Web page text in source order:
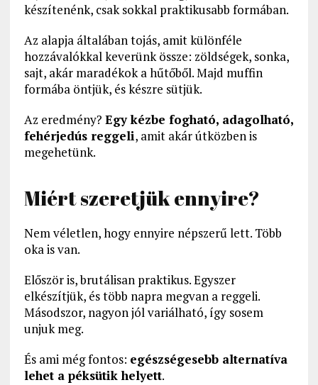
készítenénk, csak sokkal praktikusabb formában.
Az alapja általában tojás, amit különféle
hozzávalókkal keverünk össze: zöldségek, sonka,
sajt, akár maradékok a hűtőből. Majd muffin
formába öntjük, és készre sütjük.
Az eredmény? Egy kézbe fogható, adagolható,
fehérjedús reggeli, amit akár útközben is
megehetünk.
Miért szeretjük ennyire?
Nem véletlen, hogy ennyire népszerű lett. Több
oka is van.
Először is, brutálisan praktikus. Egyszer
elkészítjük, és több napra megvan a reggeli.
Másodszor, nagyon jól variálható, így sosem
unjuk meg.
És ami még fontos: egészségesebb alternatíva
lehet a péksütik helyett.